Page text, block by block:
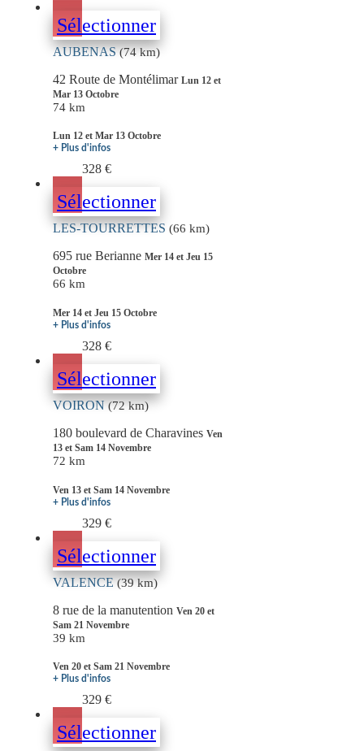
Sélectionner
AUBENAS(74 km)
42 Route de Montélimar Lun 12 et
Mar 13 Octobre
74 km
Lun 12 et Mar 13 Octobre
+ Plus d'infos
328 €
Sélectionner
LES-TOURRETTES (66 km)
695 rue Berianne Mer 14 et Jeu 15
Octobre
66 km
Mer 14 et Jeu 15 Octobre
+ Plus d'infos
328 €
Sélectionner
VOIRON(72 km)
180 boulevard de Charavines Ven
13 et Sam 14 Novembre
72 km
Ven 13 et Sam 14 Novembre
+ Plus d'infos
329 €
Sélectionner
VALENCE(39 km)
8 rue de la manutention Ven 20 et
Sam 21 Novembre
39 km
Ven 20 et Sam 21 Novembre
+ Plus d'infos
329 €
Sélectionner